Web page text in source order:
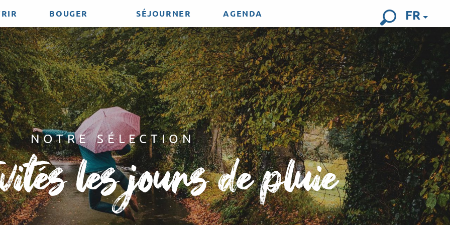
FR
BOUGER SÉJOURNER AGENDA
NOTRE SÉLECTION
les jours de pluie